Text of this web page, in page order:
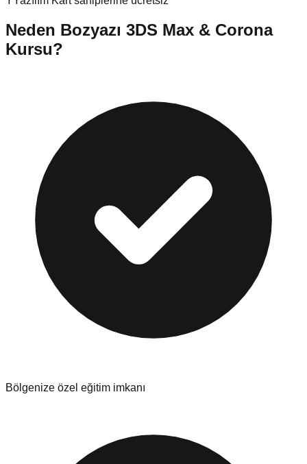
Neden Bozyazı 3DS Max & Corona
Kursu?
Bölgenize özel eğitim imkanı